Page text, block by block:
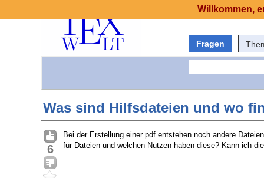
Fragen
Was sind Hilfsdateien und wo
6
Bei der Erstellung einer pdf entstehen noch andere
für Dateien und welchen Nutzen haben diese? Kann ich
Willkommen,